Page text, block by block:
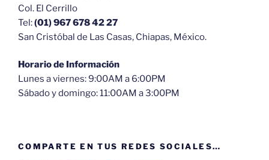
Col. El Cerrillo
Tel:(01) 967 678 42 27
San Cristóbal de Las Casas, Chiapas, México.
Horario de Información
Lunes a viernes: 9:00AM a 6:00PM
Sábado y domingo: 11:00AM a 3:00PM
COMPARTE EN TUS REDES SOCIALES…